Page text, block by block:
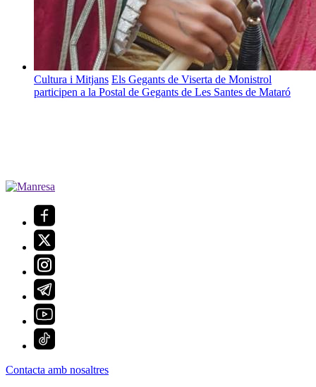
Cultura i Mitjans Els Gegants de Viserta de Monistrol
participen a la Postal de Gegants de Les Santes de Mataró
Contacta amb nosaltres